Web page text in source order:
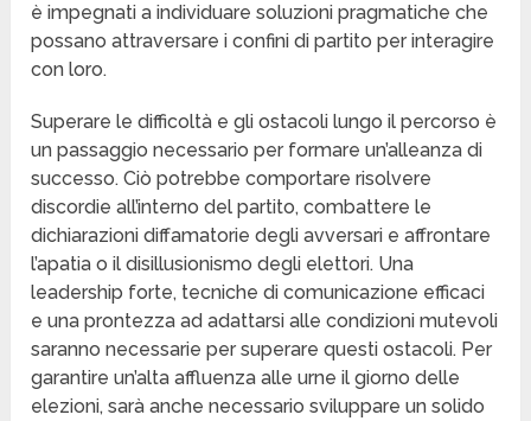
è impegnati a individuare soluzioni pragmatiche che
possano attraversare i confini di partito per interagire
con loro.
Superare le difficoltà e gli ostacoli lungo il percorso è
un passaggio necessario per formare un’alleanza di
successo. Ciò potrebbe comportare risolvere
discordie all’interno del partito, combattere le
dichiarazioni diffamatorie degli avversari e affrontare
l’apatia o il disillusionismo degli elettori. Una
leadership forte, tecniche di comunicazione efficaci
e una prontezza ad adattarsi alle condizioni mutevoli
saranno necessarie per superare questi ostacoli. Per
garantire un’alta affluenza alle urne il giorno delle
elezioni, sarà anche necessario sviluppare un solido